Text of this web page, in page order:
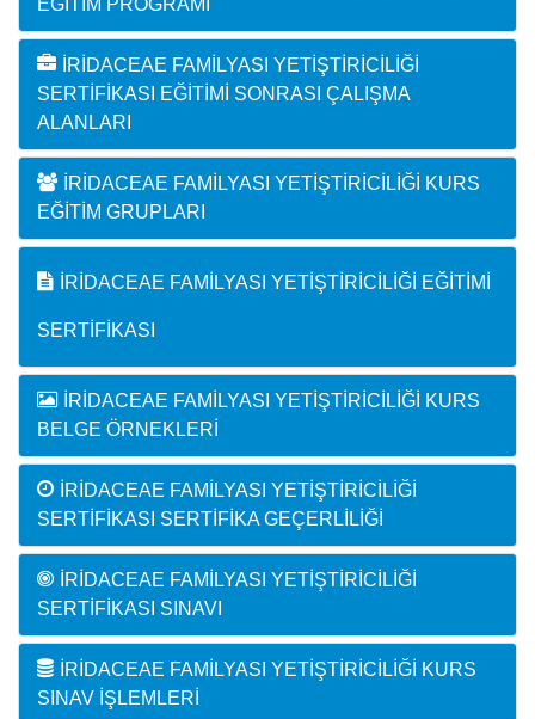
EĞITIM PROGRAMI
İRIDACEAE FAMILYASI YETIŞTIRICILIĞI
SERTIFIKASI EĞITIMI SONRASI ÇALIŞMA
ALANLARI
İRIDACEAE FAMILYASI YETIŞTIRICILIĞI KURS
EĞITIM GRUPLARI
İRIDACEAE FAMILYASI YETIŞTIRICILIĞI EĞITIMI
SERTIFIKASI
İRIDACEAE FAMILYASI YETIŞTIRICILIĞI KURS
BELGE ÖRNEKLERI
İRIDACEAE FAMILYASI YETIŞTIRICILIĞI
SERTIFIKASI SERTIFIKA GEÇERLILIĞI
İRIDACEAE FAMILYASI YETIŞTIRICILIĞI
SERTIFIKASI SINAVI
İRIDACEAE FAMILYASI YETIŞTIRICILIĞI KURS
SINAV İŞLEMLERI